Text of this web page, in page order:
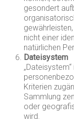
gesondert
nicht einer
natürlichen
Dateisystem
Kriterien
Sammlung
oder
wird.